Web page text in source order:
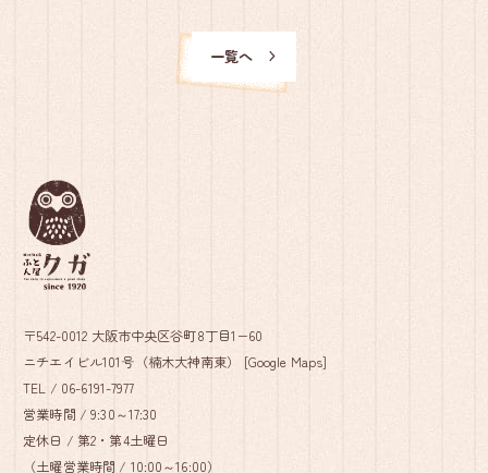
一覧へ
〒542-0012 大阪市中央区谷町8丁目1−60
ニチエイビル101号（楠木大神南東） [Google Maps]
TEL / 06-6191-7977
営業時間 / 9:30～17:30
定休日 / 第2・第4土曜日
（土曜営業時間 / 10:00～16:00）